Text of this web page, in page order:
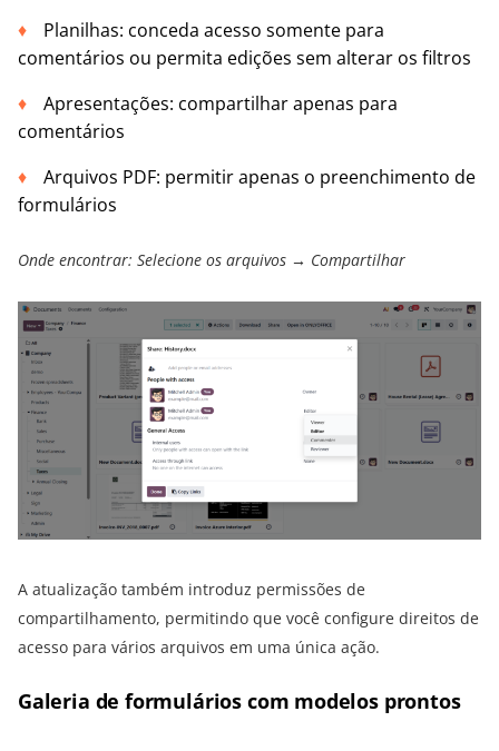
Planilhas: conceda acesso somente para
comentários ou permita edições sem alterar os filtros
Apresentações: compartilhar apenas para
comentários
Arquivos PDF: permitir apenas o preenchimento de
formulários
Onde encontrar: Selecione os arquivos → Compartilhar
A atualização também introduz permissões de
compartilhamento, permitindo que você configure direitos de
acesso para vários arquivos em uma única ação.
Galeria de formulários com modelos prontos